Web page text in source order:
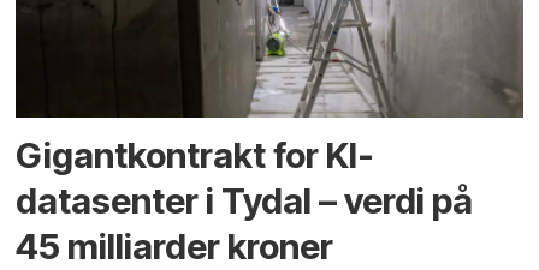
Gigantkontrakt for KI-
datasenter i Tydal – verdi på
45 milliarder kroner